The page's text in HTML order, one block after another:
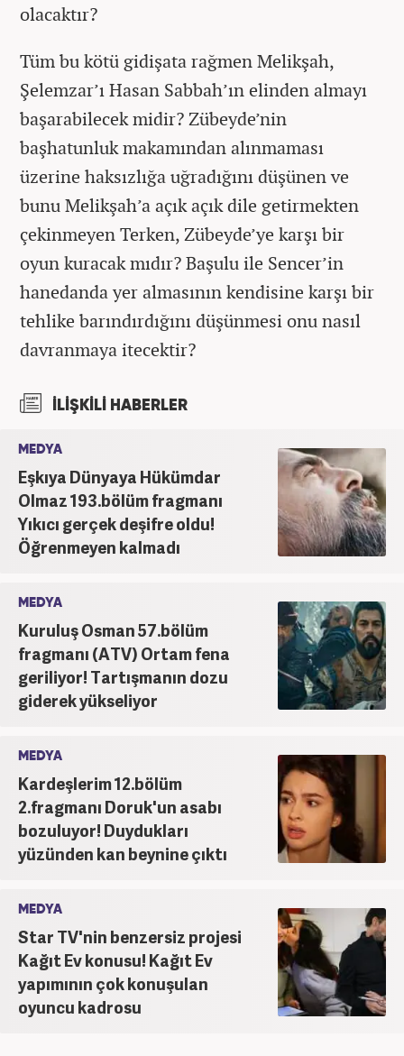
olacaktır?
Tüm bu kötü gidişata rağmen Melikşah,
Şelemzar’ı Hasan Sabbah’ın elinden almayı
başarabilecek midir? Zübeyde’nin
başhatunluk makamından alınmaması
üzerine haksızlığa uğradığını düşünen ve
bunu Melikşah’a açık açık dile getirmekten
çekinmeyen Terken, Zübeyde’ye karşı bir
oyun kuracak mıdır? Başulu ile Sencer’in
hanedanda yer almasının kendisine karşı bir
tehlike barındırdığını düşünmesi onu nasıl
davranmaya itecektir?
İLİŞKİLİ HABERLER
MEDYA
Eşkıya Dünyaya Hükümdar
Olmaz 193.bölüm fragmanı
Yıkıcı gerçek deşifre oldu!
Öğrenmeyen kalmadı
MEDYA
Kuruluş Osman 57.bölüm
fragmanı (ATV) Ortam fena
geriliyor! Tartışmanın dozu
giderek yükseliyor
MEDYA
Kardeşlerim 12.bölüm
2.fragmanı Doruk'un asabı
bozuluyor! Duydukları
yüzünden kan beynine çıktı
MEDYA
Star TV'nin benzersiz projesi
Kağıt Ev konusu! Kağıt Ev
yapımının çok konuşulan
oyuncu kadrosu